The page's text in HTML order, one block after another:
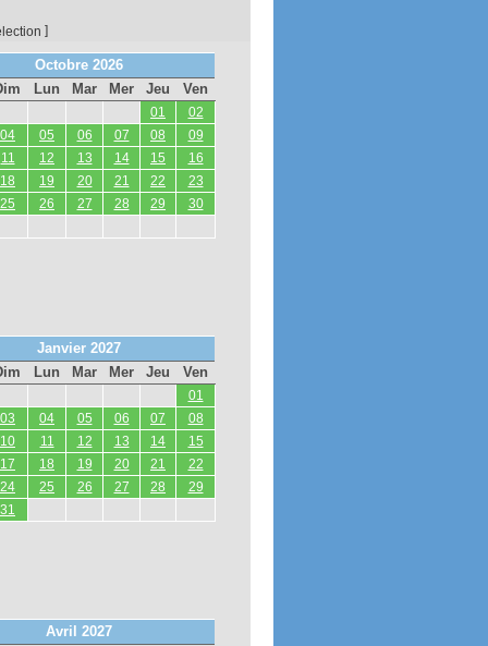
]
Octobre 2026
Lun Mar Mer Jeu Ven
01
02
04
05 06 07 08
09
11
12 13 14 15
16
18
19 20 21 22
23
25
26 27 28 29 30
Janvier 2027
Lun Mar Mer Jeu Ven
01
03
04 05 06 07
08
10
11 12 13 14
15
17
18 19 20 21
22
24
25 26 27 28
29
31
Avril 2027